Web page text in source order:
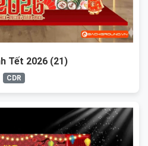
Tết 2026 (21)
CDR